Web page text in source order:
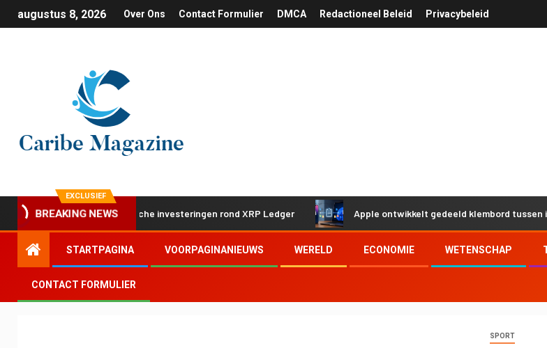
augustus 8, 2026 Over Ons Contact Formulier DMCA Redactioneel Beleid Privacybeleid
EXCLUSIEF
BREAKING NEWS
met twee strategische investeringen rond XRP Ledger Apple ontwikkelt gedeeld klembord tussen iPhone
STARTPAGINA VOORPAGINANIEUWS WERELD ECONOMIE WETENSCHAP
CONTACT FORMULIER
SPORT